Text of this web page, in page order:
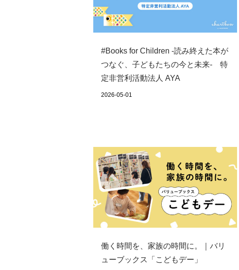
#Books for Children ‐読み終えた本が
つなぐ、子どもたちの今と未来- 特
定非営利活動法人 AYA
2026-05-01
働く時間を、家族の時間に。｜バリ
ューブックス「こどもデー」